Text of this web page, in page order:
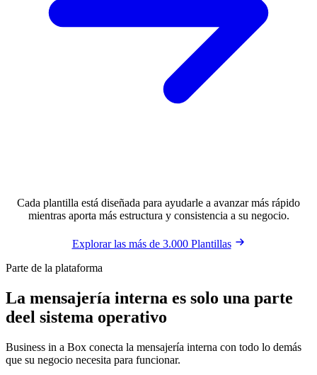
Cada plantilla está diseñada para ayudarle a avanzar más rápido
mientras aporta más estructura y consistencia a su negocio.
Explorar las más de 3.000 Plantillas
Parte de la plataforma
La mensajería interna es solo una parte
deel sistema operativo
Business in a Box conecta la mensajería interna con todo lo demás
que su negocio necesita para funcionar.